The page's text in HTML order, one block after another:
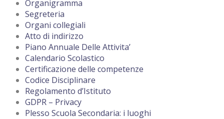
Organigramma
Segreteria
Organi collegiali
Atto di indirizzo
Piano Annuale Delle Attivita’
Calendario Scolastico
Certificazione delle competenze
Codice Disciplinare
Regolamento d’Istituto
GDPR – Privacy
Plesso Scuola Secondaria: i luoghi